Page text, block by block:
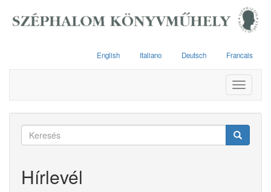
English Italiano Deutsch Francais
Toggle
Keresés
Hírlevél